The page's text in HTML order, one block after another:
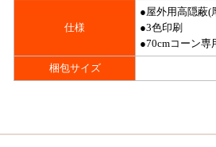
仕様
●屋外用高隠蔽(
●3色印刷
●70cmコーン専
梱包サイズ